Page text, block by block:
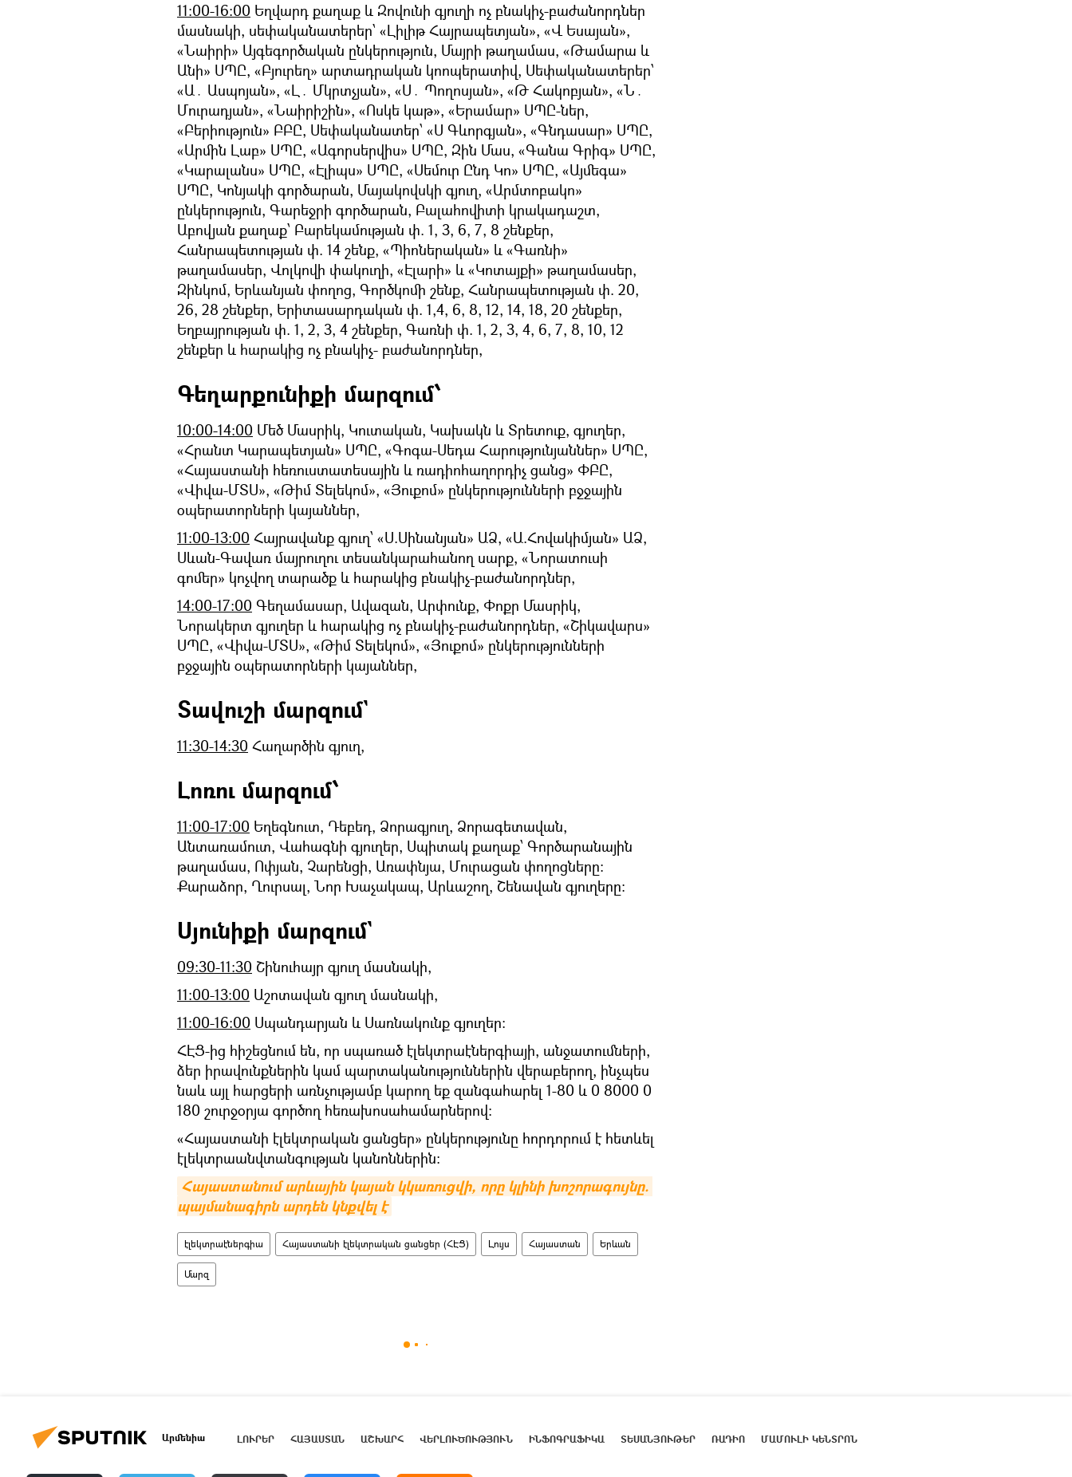
11:00-16։00 Եղվարդ քաղաք և Զովունի գյուղի ոչ բնակիչ-բաժանորդներ
մասնակի, սեփականատերեր՝ «Լիլիթ Հայրապետյան», «Վ Եսայան»,
«Նաիրի» Այգեգործական ընկերություն, Մայրի թաղամաս, «Թամարա և
Անի» ՍՊԸ, «Բյուրեղ» արտադրական կոոպերատիվ, Սեփականատերեր՝
«Ա․ Ասպոյան», «Լ․ Մկրտչյան», «Ս․ Պողոսյան», «Թ Հակոբյան», «Ն․
Մուրադյան», «Նաիրիշին», «Ոսկե կաթ», «Երամար» ՍՊԸ-ներ,
«Բերիություն» ԲԲԸ, Սեփականատեր՝ «Ս Գևորգյան», «Գնդասար» ՍՊԸ,
«Արմին Լաբ» ՍՊԸ, «Ագորսերվիս» ՍՊԸ, Զին Մաս, «Գանա Գրիգ» ՍՊԸ,
«Կարալանս» ՍՊԸ, «Էլիպս» ՍՊԸ, «Սեմուր Ընդ Կո» ՍՊԸ, «Այմեգա»
ՍՊԸ, Կոնյակի գործարան, Մայակովսկի գյուղ, «Արմտոբակո»
ընկերություն, Գարեջրի գործարան, Բալահովիտի կրակադաշտ,
Աբովյան քաղաք՝ Բարեկամության փ. 1, 3, 6, 7, 8 շենքեր,
Հանրապետության փ. 14 շենք, «Պիոներական» և «Գառնի»
թաղամասեր, Վոլկովի փակուղի, «Էլարի» և «Կոտայքի» թաղամասեր,
Զինկոմ, Երևանյան փողոց, Գործկոմի շենք, Հանրապետության փ. 20,
26, 28 շենքեր, Երիտասարդական փ. 1,4, 6, 8, 12, 14, 18, 20 շենքեր,
Եղբայրության փ. 1, 2, 3, 4 շենքեր, Գառնի փ. 1, 2, 3, 4, 6, 7, 8, 10, 12
շենքեր և հարակից ոչ բնակիչ- բաժանորդներ,
Գեղարքունիքի մարզում՝
10։00-14։00 Մեծ Մասրիկ, Կուտական, Կախակն և Տրետուք, գյուղեր,
«Հրանտ Կարապետյան» ՍՊԸ, «Գոգա-Սեդա Հարությունյաններ» ՍՊԸ,
«Հայաստանի հեռուստատեսային և ռադիոհաղորդիչ ցանց» ՓԲԸ,
«Վիվա-ՄՏՍ», «Թիմ Տելեկոմ», «Յուքոմ» ընկերությունների բջջային
օպերատորների կայաններ,
11։00-13:00 Հայրավանք գյուղ՝ «Ս.Սինանյան» ԱՁ, «Ա.Հովակիմյան» ԱՁ,
Սևան-Գավառ մայրուղու տեսանկարահանող սարք, «Նորատուսի
գոմեր» կոչվող տարածք և հարակից բնակիչ-բաժանորդներ,
14։00-17։00 Գեղամասար, Ավազան, Արփունք, Փոքր Մասրիկ,
Նորակերտ գյուղեր և հարակից ոչ բնակիչ-բաժանորդներ, «Շիկավարս»
ՍՊԸ, «Վիվա-ՄՏՍ», «Թիմ Տելեկոմ», «Յուքոմ» ընկերությունների
բջջային օպերատորների կայաններ,
Տավուշի մարզում`
11։30-14։30 Հաղարծին գյուղ,
Լոռու մարզում՝
11:00-17:00 Եղեգնուտ, Դեբեդ, Ձորագյուղ, Ձորագետավան,
Անտառամուտ, Վահագնի գյուղեր, Սպիտակ քաղաք՝ Գործարանային
թաղամաս, Ոփյան, Չարենցի, Առափնյա, Մուրացան փողոցները:
Քարաձոր, Ղուրսալ, Նոր Խաչակապ, Արևաշող, Շենավան գյուղերը:
Սյունիքի մարզում`
09:30-11:30 Շինուհայր գյուղ մասնակի,
11:00-13:00 Աշոտավան գյուղ մասնակի,
11:00-16:00 Սպանդարյան և Սառնակունք գյուղեր:
ՀԷՑ-ից հիշեցնում են, որ սպառած էլեկտրաէներգիայի, անջատումների,
ձեր իրավունքներին կամ պարտականություններին վերաբերող, ինչպես
նաև այլ հարցերի առնչությամբ կարող եք զանգահարել 1-80 և 0 8000 0
180 շուրջօրյա գործող հեռախոսահամարներով:
«Հայաստանի էլեկտրական ցանցեր» ընկերությունը հորդորում է հետևել
էլեկտրաանվտանգության կանոններին:
Հայաստանում արևային կայան կկառուցվի, որը կլինի խոշորագույնը.
պայմանագիրն արդեն կնքվել է
էլեկտրաէներգիա Հայաստանի էլեկտրական ցանցեր (ՀԷՑ) Լույս Հայաստան Երևան
Մարզ
Արմենիա ԼՈՒՐԵՐ ՀԱՅԱՍՏԱՆ ԱՇԽԱՐՀ ՎԵՐԼՈՒԾՈՒԹՅՈՒՆ ԻՆՖՈԳՐԱՖԻԿԱ ՏԵՍԱՆՅՈՒԹԵՐ ՌԱԴԻՈ ՄԱՄՈՒԼԻ ԿԵՆՏՐՈՆ